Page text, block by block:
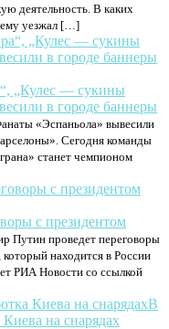
деятельность. В каких
уезжал […]
„Кулес — сукины
в городе баннеры
«Эспаньола» вывесили
Сегодня команды
станет чемпионом
с президентом
Путин проведет переговоры
находится в России
РИА Новости со ссылкой
В
на снарядах